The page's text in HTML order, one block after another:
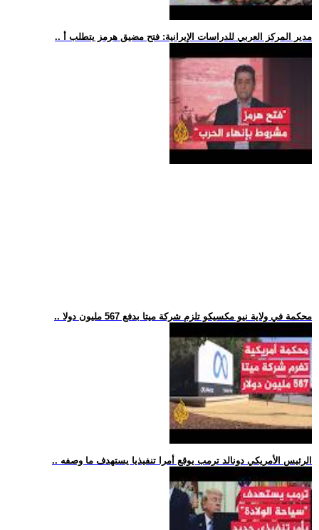
.. مدير المركز العربي للدراسات الإيرانية: فتح مضيق هرمز يتطلب أ
.. محكمة في ولاية نيو مكسيكو تلزم شركة ميتا بدفع 567 مليون دولا
.. الرئيس الأمريكي دونالد ترمب يوقع أمرا تنفيذيا يستهدف ما وصفه